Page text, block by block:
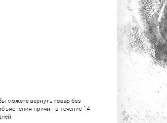
можете вернуть товар без
причин в течение 14